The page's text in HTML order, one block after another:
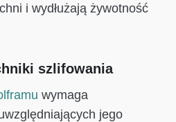
i wydłużają żywotność
szlifowania
wymaga
jego